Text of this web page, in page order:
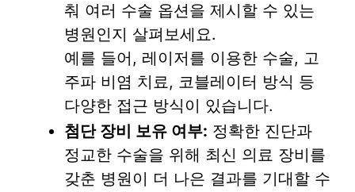
춰 여러 수술 옵션을 제시할 수 있는
병원인지 살펴보세요.
예를 들어, 레이저를 이용한 수술, 고
주파 비염 치료, 코블레이터 방식 등
다양한 접근 방식이 있습니다.
첨단 장비 보유 여부: 정확한 진단과
정교한 수술을 위해 최신 의료 장비를
갖춘 병원이 더 나은 결과를 기대할 수